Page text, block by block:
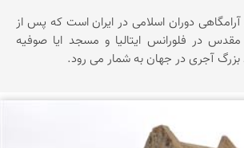
دوران اسلامی در ایران است که پس از
در فلورانس ایتالیا و مسجد ایا صوفیه